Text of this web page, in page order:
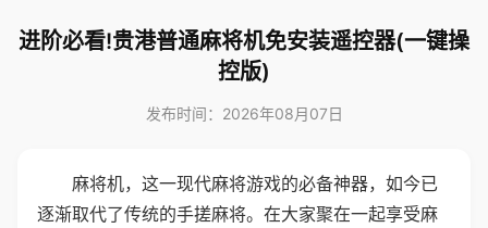
进阶必看!贵港普通麻将机免安装遥控器(一键操
控版)
发布时间：2026年08月07日
麻将机，这一现代麻将游戏的必备神器，如今已
逐渐取代了传统的手搓麻将。在大家聚在一起享受麻